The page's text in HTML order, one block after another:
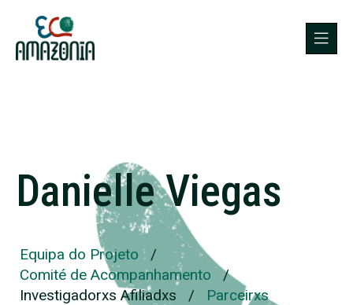
Danielle Viegas
Equipa do Projeto /
Comité de Acompanhamento /
Investigadorxs Afiliadxs / Parceirxs